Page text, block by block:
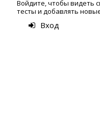
Войдите, чтобы видеть
тесты и добавлять
Вход